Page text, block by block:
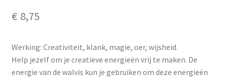
€ 8,75
Werking: Creativiteit, klank, magie, oer, wijsheid.
Help jezelf om je creatieve energieën vrij te maken. De
energie van de walvis kun je gebruiken om deze energieën